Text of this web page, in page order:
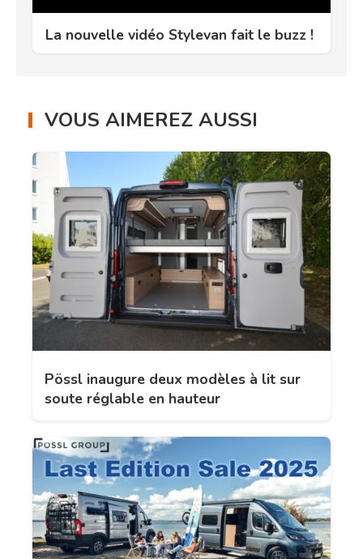
La nouvelle vidéo Stylevan fait le buzz !
VOUS AIMEREZ AUSSI
Pössl inaugure deux modèles à lit sur
soute réglable en hauteur